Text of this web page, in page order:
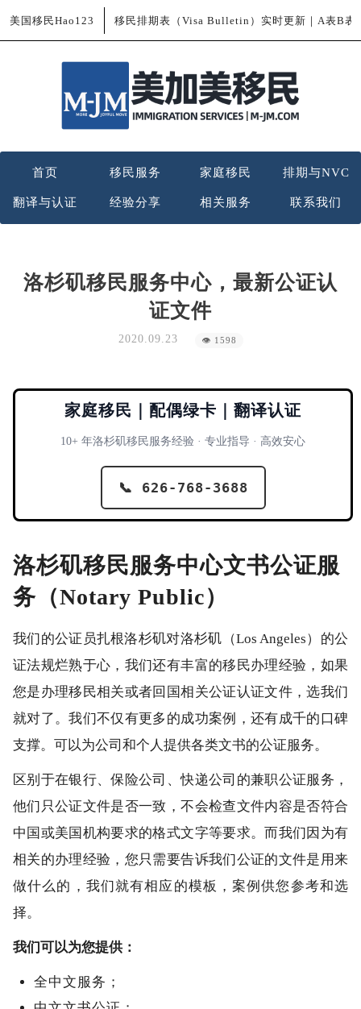
美国移民Hao123 移民排期表（Visa Bulletin）实时更新｜A表B表
首页 移民服务 家庭移民 排期与NVC
翻译与认证 经验分享 相关服务 联系我们
洛杉矶移民服务中心，最新公证认
证文件
2020.09.23 👁 1598
家庭移民｜配偶绿卡｜翻译认证
10+ 年洛杉矶移民服务经验 · 专业指导 · 高效安心
📞 626-768-3688
洛杉矶移民服务中心文书公证服
务（Notary Public）
我们的公证员扎根洛杉矶对洛杉矶（Los Angeles）的公
证法规烂熟于心，我们还有丰富的移民办理经验，如果
您是办理移民相关或者回国相关公证认证文件，选我们
就对了。我们不仅有更多的成功案例，还有成千的口碑
支撑。可以为公司和个人提供各类文书的公证服务。
区别于在银行、保险公司、快递公司的兼职公证服务，
他们只公证文件是否一致，不会检查文件内容是否符合
中国或美国机构要求的格式文字等要求。而我们因为有
相关的办理经验，您只需要告诉我们公证的文件是用来
做什么的，我们就有相应的模板，案例供您参考和选
择。
我们可以为您提供：
全中文服务；